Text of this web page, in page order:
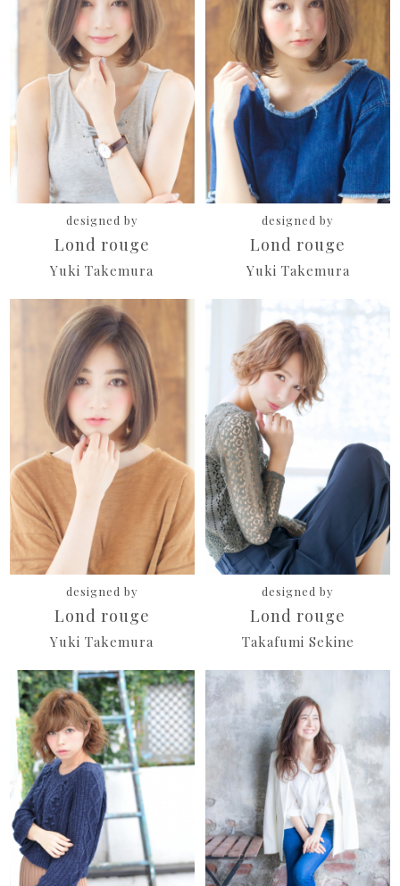
designed by
Lond rouge
Yuki Takemura
designed by
Lond rouge
Yuki Takemura
designed by
Lond rouge
Yuki Takemura
designed by
Lond rouge
Takafumi Sekine